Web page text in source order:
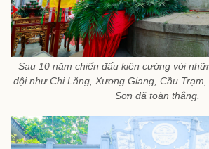
Sau 10 năm chiến đấu kiên cường với
dội như Chi Lăng, Xương Giang, Cầu
Sơn đã toàn thắng.